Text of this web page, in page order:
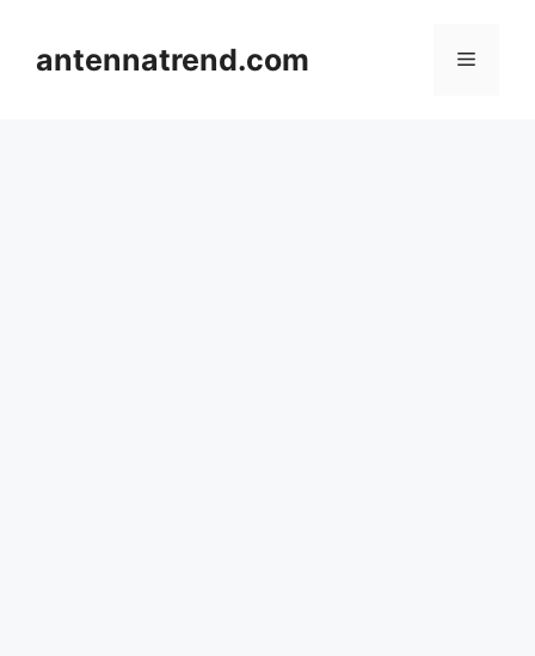
antennatrend.com 메